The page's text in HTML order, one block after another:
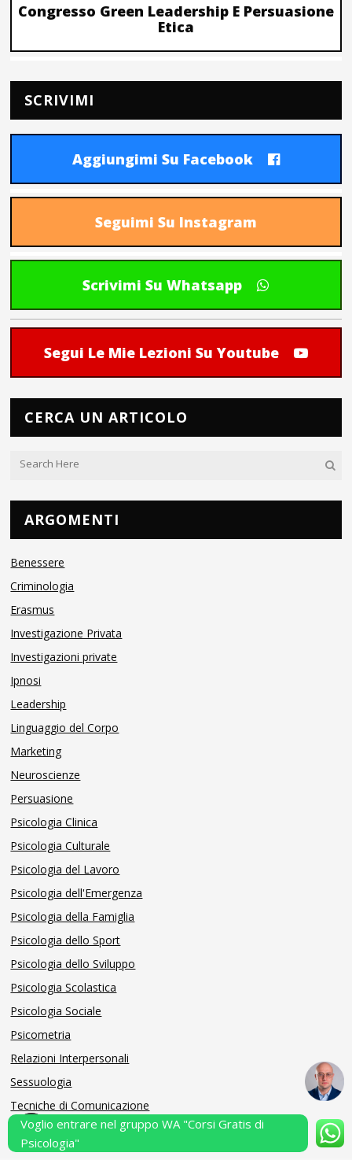
Congresso Green Leadership E Persuasione
Etica
SCRIVIMI
Aggiungimi Su Facebook
Seguimi Su Instagram
Scrivimi Su Whatsapp
Segui Le Mie Lezioni Su Youtube
CERCA UN ARTICOLO
ARGOMENTI
Benessere
Criminologia
Erasmus
Investigazione Privata
Investigazioni private
Ipnosi
Leadership
Linguaggio del Corpo
Marketing
Neuroscienze
Persuasione
Psicologia Clinica
Psicologia Culturale
Psicologia del Lavoro
Psicologia dell'Emergenza
Psicologia della Famiglia
Psicologia dello Sport
Psicologia dello Sviluppo
Psicologia Scolastica
Psicologia Sociale
Psicometria
Relazioni Interpersonali
Sessuologia
Tecniche di Comunicazione
Uncategorized
Voglio entrare nel gruppo WA "Corsi Gratis di
Psicologia"